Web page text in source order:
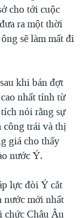
cho tới cuộc
ra một thời
sẽ làm mất đi
khi bán đợt
nhất tính từ
nói rằng sự
công trái và thị
giá cho thấy
nước Ý.
lực đòi Ý cắt
nước mới nhất
chức Châu Âu